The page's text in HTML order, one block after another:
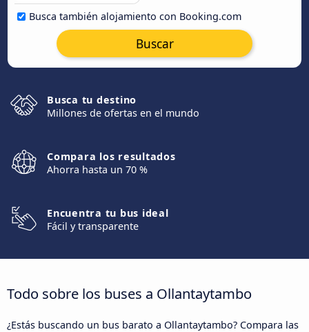
Busca también alojamiento con Booking.com
Buscar
Busca tu destino
Millones de ofertas en el mundo
Compara los resultados
Ahorra hasta un 70 %
Encuentra tu bus ideal
Fácil y transparente
Todo sobre los buses a Ollantaytambo
¿Estás buscando un bus barato a Ollantaytambo? Compara las